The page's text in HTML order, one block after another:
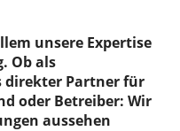
unsere Expertise
Ob als
direkter Partner für
oder Betreiber: Wir
aussehen